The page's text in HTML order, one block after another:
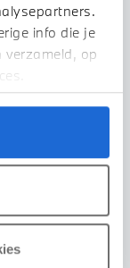
info die je
verzameld, op